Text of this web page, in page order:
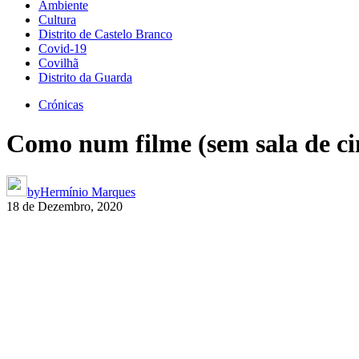
Ambiente
Cultura
Distrito de Castelo Branco
Covid-19
Covilhã
Distrito da Guarda
Crónicas
Como num filme (sem sala de
byHermínio Marques
18 de Dezembro, 2020